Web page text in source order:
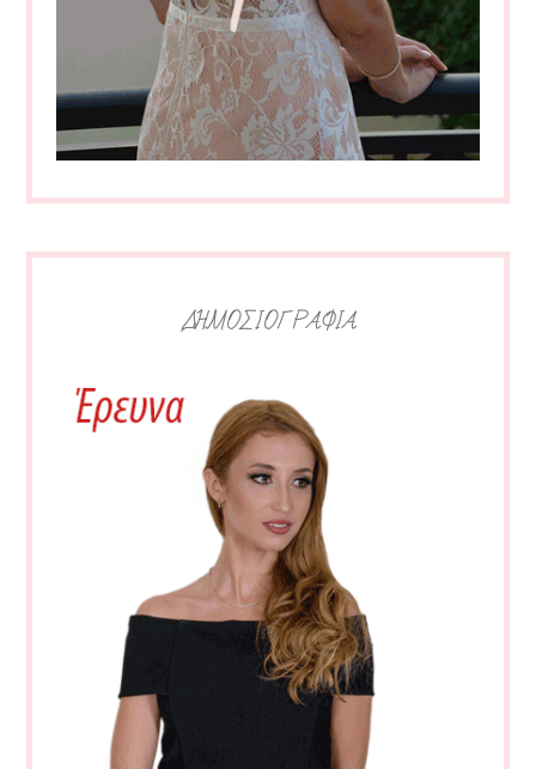
ΔΗΜΟΣΙΟΓΡΑΦΙΑ